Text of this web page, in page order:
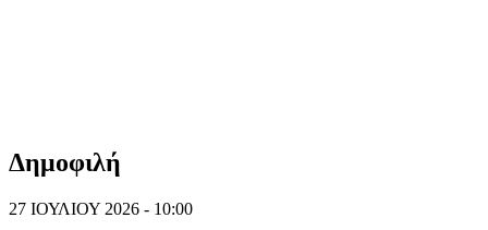
Δημοφιλή
27 ΙΟΥΛΙΟΥ 2026 - 10:00